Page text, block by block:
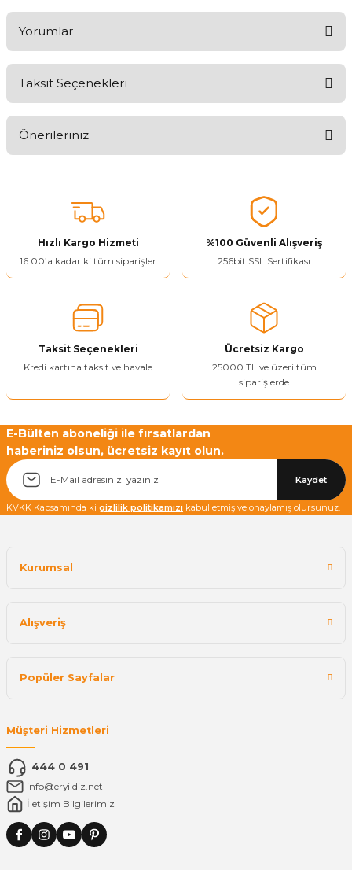
Yorumlar
Taksit Seçenekleri
Önerileriniz
tarafımıza iletebilirsiniz.
Görüş ve önerileriniz için teşekkür ederiz.
Ürün resmi kalitesiz, bozuk veya görüntülenemiyor.
Ürün bilgilerinde hatalar bulunuyor.
Ürün fiyatı diğer sitelerden daha pahalı.
Bu ürüne benzer farklı alternatifler olmalı.
Yetkiliye Gönder
Hızlı Kargo Hizmeti
16:00’a kadar ki tüm siparişler
%100 Güvenli Alışveriş
256bit SSL Sertifikası
Taksit Seçenekleri
Kredi kartına taksit ve havale
Ücretsiz Kargo
25000 TL ve üzeri tüm
siparişlerde
E-Bülten aboneliği ile fırsatlardan
haberiniz olsun, ücretsiz kayıt olun.
Kaydet
KVKK Kapsamında ki gizlilik politikamızı kabul etmiş ve onaylamış olursunuz.
Kurumsal
Alışveriş
Popüler Sayfalar
Müşteri Hizmetleri
444 0 491
info@eryildiz.net
İletişim Bilgilerimiz